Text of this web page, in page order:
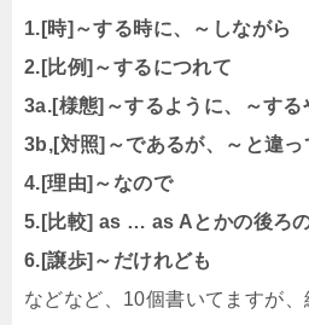
1.[時]～する時に、～しながら
2.[比例]～するにつれて
3a.[様態]～するように、～する
3b,[対照]～であるが、～と違っ
4.[理由]～なので
5.[比較] as … as Aとかの後ろ
6.[譲歩]～だけれども
などなど、10個書いてますが